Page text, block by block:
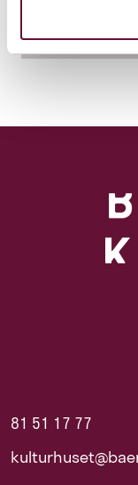
81 51 17 77